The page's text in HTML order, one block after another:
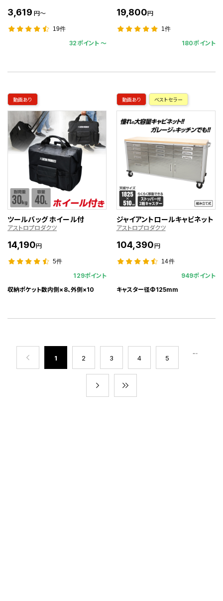
3,619 円～
19件
32ポイント 〜
19,800円
1件
180ポイント
動画あり
ツールバッグ ホイール付
アストロプロダクツ
14,190円
5件
129ポイント
収納ポケット数内側×8、外側×10
動画あり ベストセラー
ジャイアントロールキャビネット
アストロプロダクツ
104,390円
14件
949ポイント
キャスター径Φ125mm
1 2 3 4 5
...